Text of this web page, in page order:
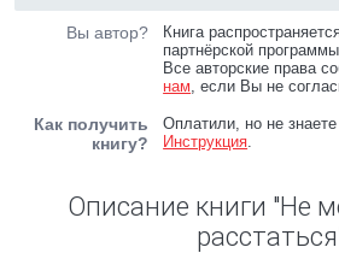
Вы автор?
Книга
партнёрской
Все авторские права
нам, если Вы не
Как получить
книгу?
Оплатили, но не
Инструкция.
Описание книги "Не